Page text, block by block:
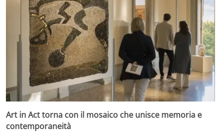
Art in Act torna con il mosaico che unisce memoria e
contemporaneità